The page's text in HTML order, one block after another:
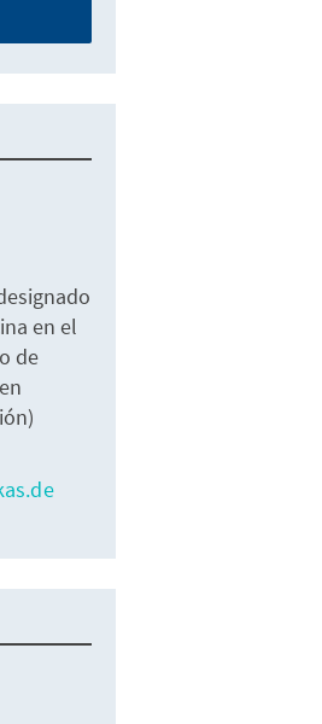
en el
de